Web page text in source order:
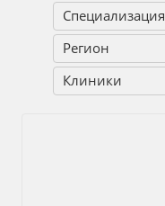
Специализация
Регион
Клиники